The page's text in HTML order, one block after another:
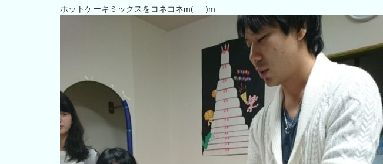
ホットケーキミックスをコネコネm(_ _)m